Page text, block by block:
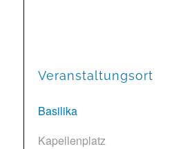
Veranstaltungsort
Basilika
Kapellenplatz